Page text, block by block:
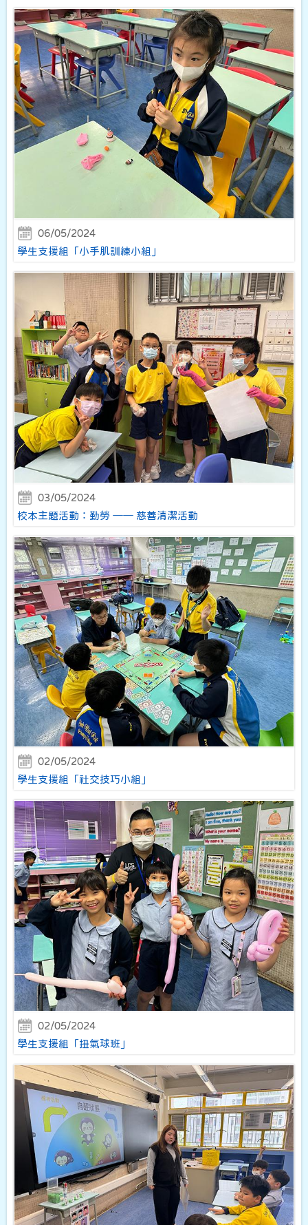
06/05/2024
學生支援組「小手肌訓練小組」
03/05/2024
校本主題活動：勤勞 ── 慈善清潔活動
02/05/2024
學生支援組「社交技巧小組」
02/05/2024
學生支援組「扭氣球班」